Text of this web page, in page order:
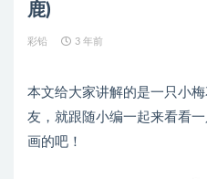
鹿)
彩铅 3 年前
本文给大家讲解的是一只小
友，就跟随小编一起来看看
画的吧！